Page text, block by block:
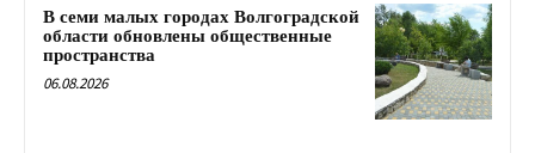
В семи малых городах Волгоградской
области обновлены общественные
пространства
06.08.2026